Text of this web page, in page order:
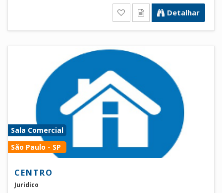
Detalhar
Sala Comercial
São Paulo - SP
CENTRO
Juridico